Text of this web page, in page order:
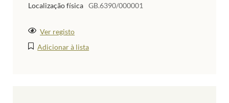
Localização física GB.6390/000001
Ver registo
Adicionar à lista